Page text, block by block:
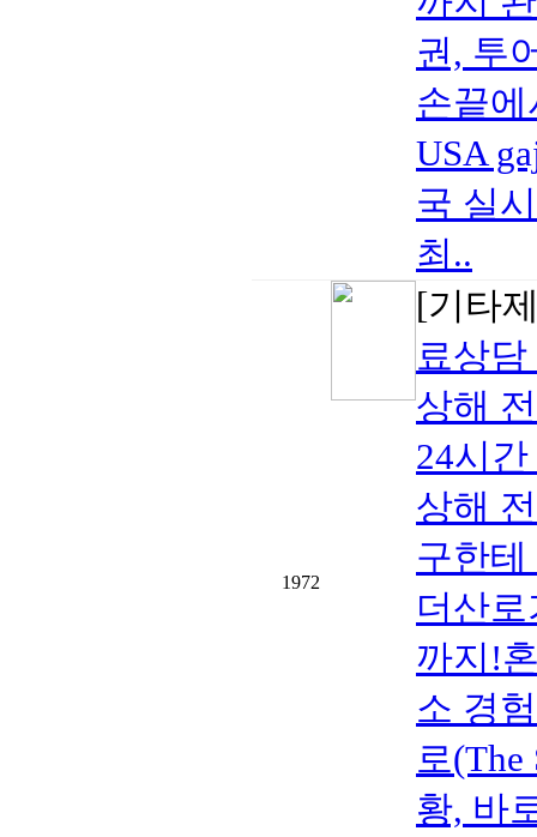
권, 투
손끝
USA
국 실
최..
1972
[기타
료상
상해
24시
상해
구한
더산
까지!
소 경
로
황, 바